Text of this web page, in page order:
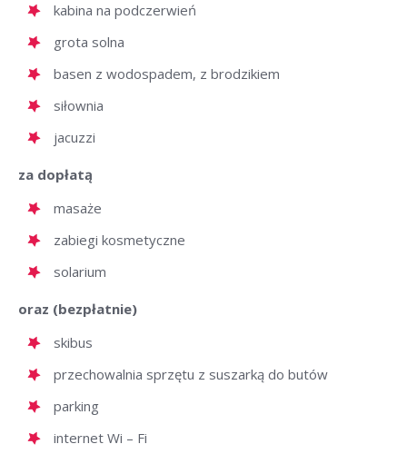
kabina na podczerwień
grota solna
basen z wodospadem, z brodzikiem
siłownia
jacuzzi
za dopłatą
masaże
zabiegi kosmetyczne
solarium
oraz (bezpłatnie)
skibus
przechowalnia sprzętu z suszarką do butów
parking
internet Wi – Fi